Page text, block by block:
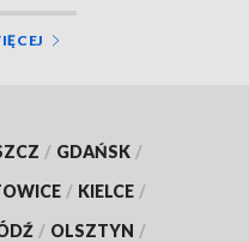
/ GDAŃSK /
/ KIELCE /
/ OLSZTYN /